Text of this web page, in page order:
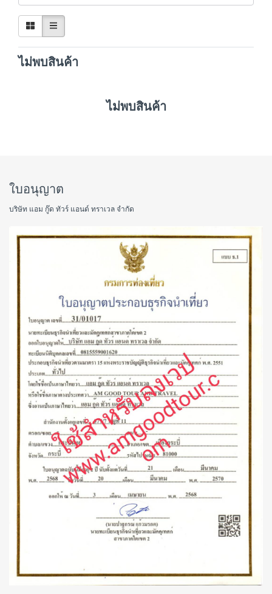
ไม่พบสินค้า
ไม่พบสินค้า
ใบอนุญาต
บริษัท แอม กู๊ด ทัวร์ แอนด์ ทราเวล จำกัด